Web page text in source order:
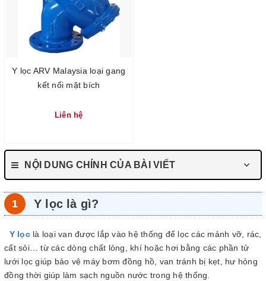
Y lọc ARV Malaysia loại gang
kết nối mặt bích
Liên hệ
NỘI DUNG CHÍNH CỦA BÀI VIẾT
Y lọc là gì?
Y lọclà loại van được lắp vào hệ thống để lọc các mảnh vỡ, rác,
cất sỏi… từ các dòng chất lỏng, khí hoặc hơi bằng các phần tử
lưới lọc giúp bảo vệ máy bơm đồng hồ, van tránh bị kẹt, hư hỏng
đồng thời giúp làm sạch nguồn nước trong hệ thống.